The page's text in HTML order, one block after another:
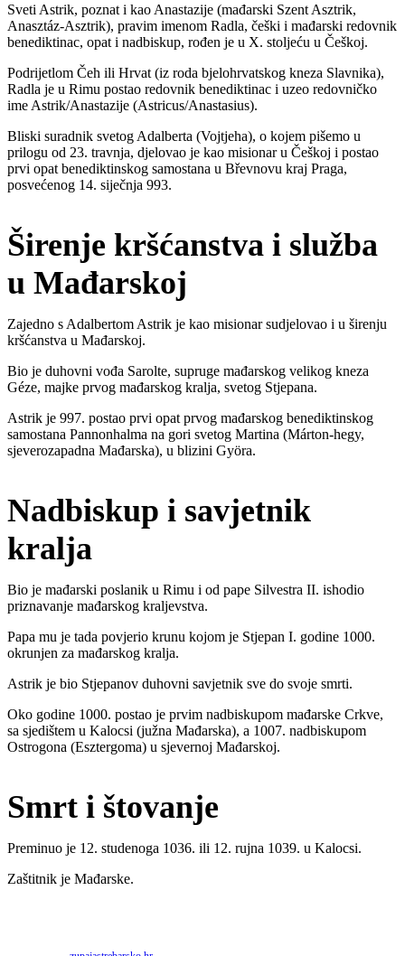
Sveti Astrik, poznat i kao Anastazije (mađarski Szent Asztrik,
Anasztáz-Asztrik), pravim imenom Radla, češki i mađarski redovnik
benediktinac, opat i nadbiskup, rođen je u X. stoljeću u Češkoj.
Podrijetlom Čeh ili Hrvat (iz roda bjelohrvatskog kneza Slavnika),
Radla je u Rimu postao redovnik benediktinac i uzeo redovničko
ime Astrik/Anastazije (Astricus/Anastasius).
Bliski suradnik svetog Adalberta (Vojtjeha), o kojem pišemo u
prilogu od 23. travnja, djelovao je kao misionar u Češkoj i postao
prvi opat benediktinskog samostana u Břevnovu kraj Praga,
posvećenog 14. siječnja 993.
Širenje kršćanstva i služba
u Mađarskoj
Zajedno s Adalbertom Astrik je kao misionar sudjelovao i u širenju
kršćanstva u Mađarskoj.
Bio je duhovni vođa Sarolte, supruge mađarskog velikog kneza
Géze, majke prvog mađarskog kralja, svetog Stjepana.
Astrik je 997. postao prvi opat prvog mađarskog benediktinskog
samostana Pannonhalma na gori svetog Martina (Márton-hegy,
sjeverozapadna Mađarska), u blizini Györa.
Nadbiskup i savjetnik
kralja
Bio je mađarski poslanik u Rimu i od pape Silvestra II. ishodio
priznavanje mađarskog kraljevstva.
Papa mu je tada povjerio krunu kojom je Stjepan I. godine 1000.
okrunjen za mađarskog kralja.
Astrik je bio Stjepanov duhovni savjetnik sve do svoje smrti.
Oko godine 1000. postao je prvim nadbiskupom mađarske Crkve,
sa sjedištem u Kalocsi (južna Mađarska), a 1007. nadbiskupom
Ostrogona (Esztergoma) u sjevernoj Mađarskoj.
Smrt i štovanje
Preminuo je 12. studenoga 1036. ili 12. rujna 1039. u Kalocsi.
Zaštitnik je Mađarske.